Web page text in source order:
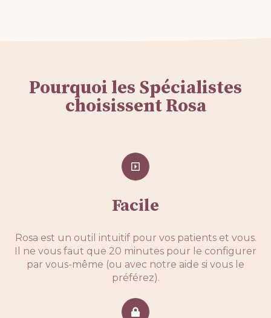
Pourquoi les Spécialistes
choisissent Rosa
Facile
Rosa est un outil intuitif pour vos patients et vous.
Il ne vous faut que 20 minutes pour le configurer
par vous-même (ou avec notre aide si vous le
préférez).